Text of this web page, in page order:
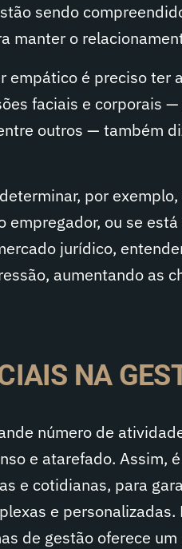
sendo
manter o
empático é preciso ter
faciais e corporais
outros — também
por
empregador, ou se
jurídico,
aumentando as
NA
número de
e atarefado. Assim,
e cotidianas, para
e personalizadas.
de gestão oferece